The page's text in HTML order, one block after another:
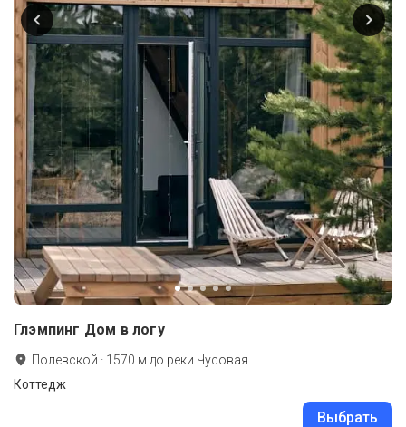
Глэмпинг Дом в логу
Полевской · 1570 м до реки Чусовая
Коттедж
Выбрать